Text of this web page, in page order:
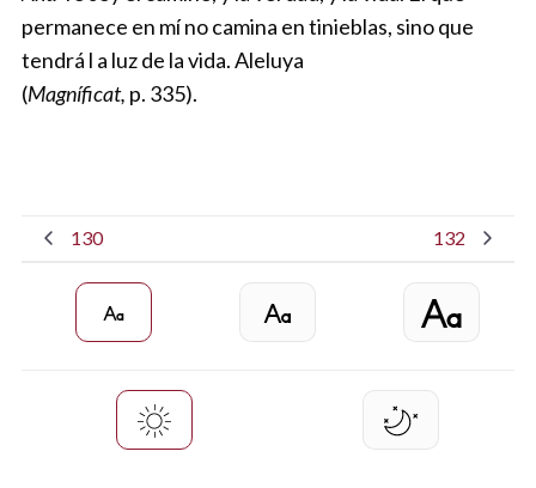
a través del apostolado
permanece en mí no camina en tinieblas, sino que
tendrá l a luz de la vida. Aleluya
(Magníficat, p. 335).
130 132